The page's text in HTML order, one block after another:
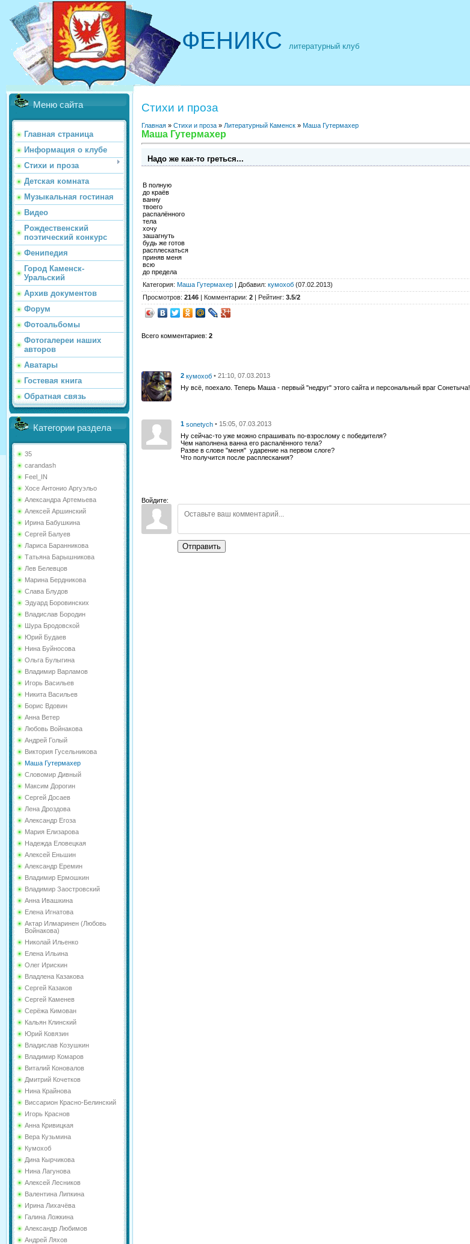
ФЕНИКС литературный клуб
Меню сайта
Главная страница
Информация о клубе
Стихи и проза
Детская комната
Музыкальная гостиная
Видео
Рождественский
поэтический конкурс
Фенипедия
Город Каменск-
Уральский
Архив документов
Форум
Фотоальбомы
Фотогалереи наших
авторов
Аватары
Гостевая книга
Обратная связь
Категории раздела
35
carandash
Feel_IN
Хосе Антонио Аргуэльо
Александра Артемьева
Алексей Аршинский
Ирина Бабушкина
Сергей Балуев
Лариса Баранникова
Татьяна Барышникова
Лев Белевцов
Марина Бердникова
Слава Блудов
Эдуард Боровинских
Владислав Бородин
Шура Бродовской
Юрий Будаев
Нина Буйносова
Ольга Булыгина
Владимир Варламов
Игорь Васильев
Никита Васильев
Борис Вдовин
Анна Ветер
Любовь Войнакова
Андрей Голый
Виктория Гусельникова
Маша Гутермахер
Словомир Дивный
Максим Дорогин
Сергей Досаев
Лена Дроздова
Александр Егоза
Мария Елизарова
Надежда Еловецкая
Алексей Еньшин
Александр Еремин
Владимир Ермошкин
Владимир Заостровский
Анна Ивашкина
Елена Игнатова
Актар Илмаринен (Любовь
Войнакова)
Николай Ильенко
Елена Ильина
Олег Ирискин
Владлена Казакова
Сергей Казаков
Сергей Каменев
Серёжа Кимован
Кальян Клинский
Юрий Ковязин
Владислав Козушкин
Владимир Комаров
Виталий Коновалов
Дмитрий Кочетков
Нина Крайнова
Виссарион Красно-Белинский
Игорь Краснов
Анна Кривицкая
Вера Кузьмина
Кумохоб
Дина Кырчикова
Нина Лагунова
Алексей Лесников
Валентина Липкина
Ирина Лихачёва
Галина Ложкина
Александр Любимов
Андрей Ляхов
Стихи и проза
Главная » Стихи и проза » Литературный Каменск » Маша Гутермахер
Маша Гутермахер
Надо же как-то греться...
В полную
до краёв
ванну
твоего
распалённого
тела
хочу
зашагнуть
будь же готов
расплескаться
приняв меня
всю
до предела
Категория: Маша Гутермахер | Добавил: кумохоб (07.02.2013)
Просмотров: 2146 | Комментарии: 2 | Рейтинг: 3.5/2
Всего комментариев: 2
2 кумохоб • 21:10, 07.03.2013
Ну всё, поехало. Теперь Маша - первый "недруг" этого сайта и персональный враг Сонетыча!
1 sonetych • 15:05, 07.03.2013
Ну сейчас-то уже можно спрашивать по-взрослому с победителя?
Чем наполнена ванна его распалённого тела?
Разве в слове "меня" ударение на первом слоге?
Что получится после расплескания?
Войдите:
Отправить